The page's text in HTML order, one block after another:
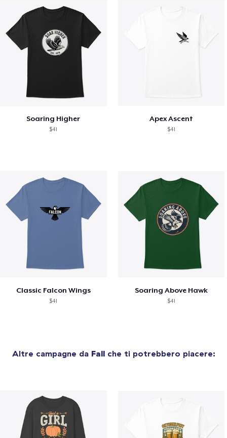
Soaring Higher
$41
Apex Ascent
$41
Classic Falcon Wings
$41
Soaring Above Hawk
$41
Altre campagne da Fallche ti potrebbero piacere: